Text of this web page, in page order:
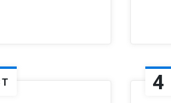
4